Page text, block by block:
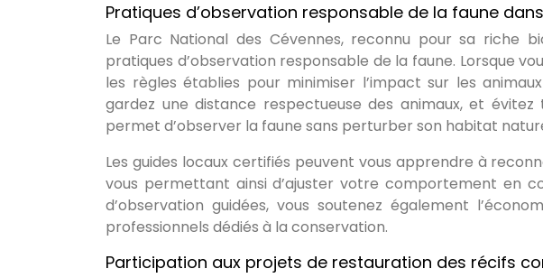
Pratiques d’observation responsable de la faune
Le Parc National des Cévennes, reconnu pour sa riche
pratiques d’observation responsable de la faune. Lorsque
les règles établies pour minimiser l’impact sur les
gardez une distance respectueuse des animaux, et évitez
permet d’observer la faune sans perturber son habitat
Les guides locaux certifiés peuvent vous apprendre à
vous permettant ainsi d’ajuster votre comportement en
d’observation guidées, vous soutenez également
professionnels dédiés à la conservation.
Participation aux projets de restauration des récifs